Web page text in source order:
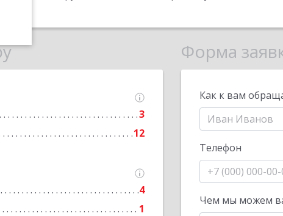
3
12
4
1
Форма
Как к вам
Телефон
Чем мы можем